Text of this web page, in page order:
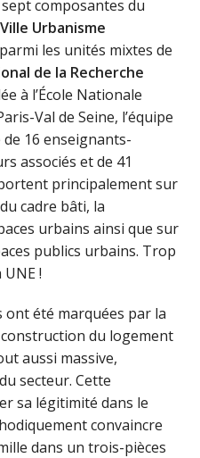
composantes du
Urbanisme
les unités mixtes de
de la Recherche
à l’École Nationale
Val de Seine, l’équipe
de 16 enseignants-
associés et de 41
principalement sur
cadre bâti, la
urbains ainsi que sur
publics urbains. Trop
!
ont été marquées par la
du logement
aussi massive,
secteur. Cette
sa légitimité dans le
convaincre
dans un trois-pièces